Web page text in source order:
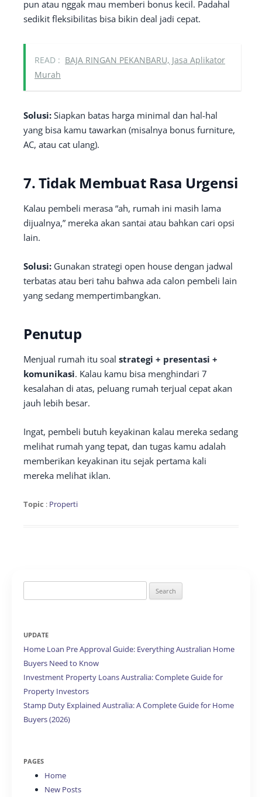
pun atau nggak mau memberi bonus kecil. Padahal
sedikit fleksibilitas bisa bikin deal jadi cepat.
READ : BAJA RINGAN PEKANBARU, Jasa Aplikator
Murah
Solusi: Siapkan batas harga minimal dan hal-hal
yang bisa kamu tawarkan (misalnya bonus furniture,
AC, atau cat ulang).
7.Tidak Membuat Rasa Urgensi
Kalau pembeli merasa “ah, rumah ini masih lama
dijualnya,” mereka akan santai atau bahkan cari opsi
lain.
Solusi: Gunakan strategi open house dengan jadwal
terbatas atau beri tahu bahwa ada calon pembeli lain
yang sedang mempertimbangkan.
Penutup
Menjual rumah itu soal strategi + presentasi +
komunikasi. Kalau kamu bisa menghindari 7
kesalahan di atas, peluang rumah terjual cepat akan
jauh lebih besar.
Ingat, pembeli butuh keyakinan kalau mereka sedang
melihat rumah yang tepat, dan tugas kamu adalah
memberikan keyakinan itu sejak pertama kali
mereka melihat iklan.
Topic : Properti
for:
UPDATE
Home Loan Pre Approval Guide: Everything Australian Home
Buyers Need to Know
Investment Property Loans Australia: Complete Guide for
Property Investors
Stamp Duty Explained Australia: A Complete Guide for Home
Buyers (2026)
PAGES
Home
New Posts